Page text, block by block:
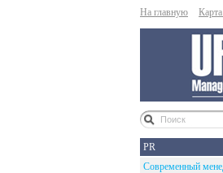
На главную
PR
Современный